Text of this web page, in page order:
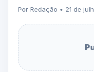
Por Redação • 21 de